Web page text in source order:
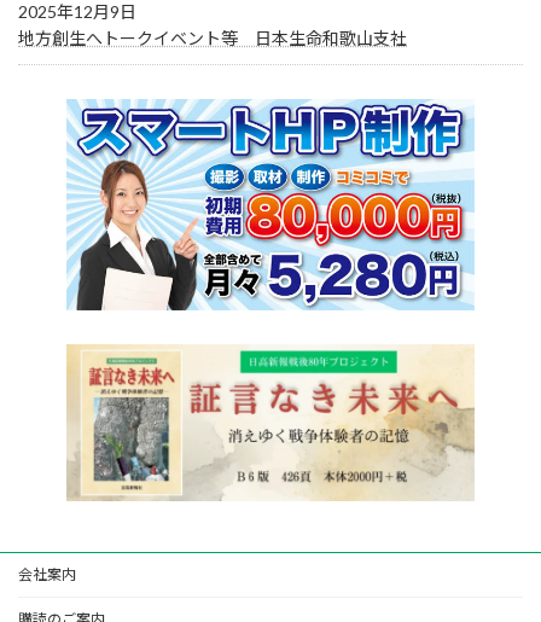
2025年12月9日
地方創生へトークイベント等 日本生命和歌山支社
会社案内